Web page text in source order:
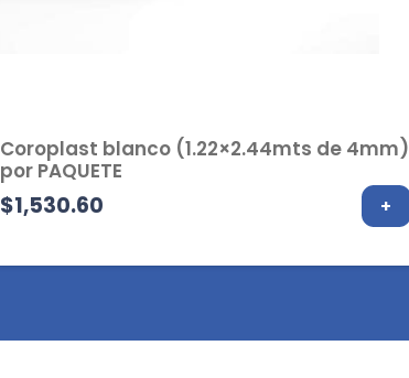
Coroplast blanco (1.22×2.44mts de 4mm)
por PAQUETE
$1,530.60 +